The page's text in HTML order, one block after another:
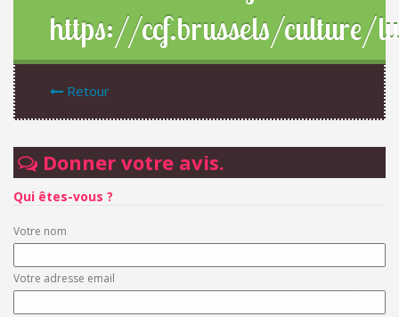
https://ccf.brussels/culture/
Retour
Donner votre avis.
Qui êtes-vous ?
Votre nom
Votre adresse email